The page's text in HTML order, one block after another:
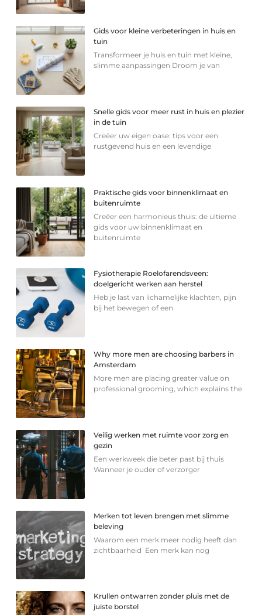
Gids voor kleine verbeteringen in huis en
tuin
Transformeer je huis en tuin met kleine,
slimme aanpassingen Droom je van
Snelle gids voor meer rust in huis en plezier
in de tuin
Creëer uw eigen oase: tips voor een
rustgevend huis en een levendige
Praktische gids voor binnenklimaat en
buitenruimte
Creëer een harmonieus thuis: de ultieme
gids voor uw binnenklimaat en
buitenruimte
Fysiotherapie Roelofarendsveen:
doelgericht werken aan herstel
Heb je last van lichamelijke klachten, pijn
bij het bewegen of een
Why more men are choosing barbers in
Amsterdam
More men are placing greater value on
professional grooming, which explains the
Veilig werken met ruimte voor zorg en
gezin
Een werkweek die beter past bij thuis
Wanneer je ouder of verzorger
Merken tot leven brengen met slimme
beleving
Waarom een merk meer nodig heeft dan
zichtbaarheid Een merk kan nog
Krullen ontwarren zonder pluis met de
juiste borstel